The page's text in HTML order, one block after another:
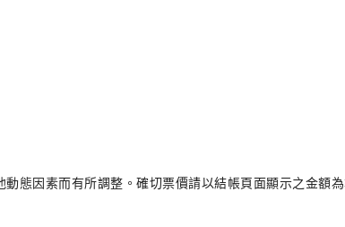
態因素而有所調整。確切票價請以結帳頁面顯示之金額為